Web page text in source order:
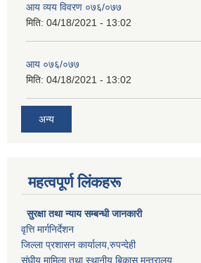
आय व्यय विवरण ०७६/०७७
मिति: 04/18/2021 - 13:02
आय ०७६/०७७
मिति: 04/18/2021 - 13:02
अन्य
महत्वपूर्ण लिंकहरू
सुरक्षा तथा न्याय सम्बन्धी जानकारी
वृत्ति मार्गनिर्देशन
जिल्ला प्रशासन कार्यालय,रुपन्देही
संघीय मामिला तथा स्थानीय बिकास मन्त्रालय